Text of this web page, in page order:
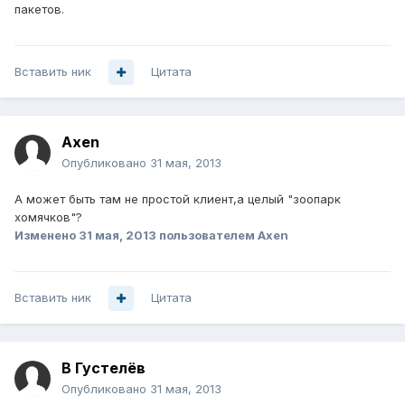
пакетов.
Вставить ник Цитата
Axen
Опубликовано 31 мая, 2013
А может быть там не простой клиент,а целый "зоопарк
хомячков"?
Изменено 31 мая, 2013 пользователем Axen
Вставить ник Цитата
В Густелёв
Опубликовано 31 мая, 2013